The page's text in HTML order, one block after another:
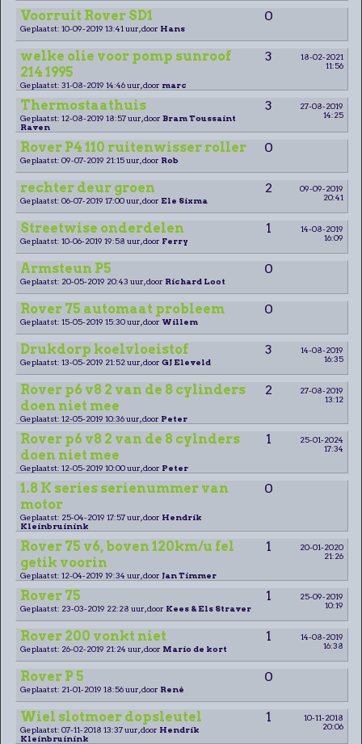
Voorruit Rover SD1 0
Geplaatst: 10-09-2019 13:41 uur, door Hans
welke olie voor pomp sunroof
214 1995
3
18-02-2021
11:56
Geplaatst: 31-08-2019 14:46 uur, door marc
Thermostaathuis 3
27-08-2019
14:25
Geplaatst: 12-08-2019 18:57 uur, door Bram Toussaint
Raven
Rover P4 110 ruitenwisser roller 0
Geplaatst: 09-07-2019 21:15 uur, door Rob
rechter deur groen 2
09-09-2019
20:41
Geplaatst: 06-07-2019 17:00 uur, door Ele Sixma
Streetwise onderdelen 1
14-08-2019
16:09
Geplaatst: 10-06-2019 19:58 uur, door Ferry
Armsteun P5 0
Geplaatst: 20-05-2019 20:43 uur, door Richard Loot
Rover 75 automaat probleem 0
Geplaatst: 15-05-2019 15:30 uur, door Willem
Drukdorp koelvloeistof 3
14-08-2019
16:35
Geplaatst: 13-05-2019 21:52 uur, door GJ Eleveld
Rover p6 v8 2 van de 8 cylinders
doen niet mee
2
27-08-2019
13:12
Geplaatst: 12-05-2019 10:36 uur, door Peter
Rover p6 v8 2 van de 8 cylnders
doen niet mee
1
25-01-2024
17:34
Geplaatst: 12-05-2019 10:00 uur, door Peter
1.8 K series serienummer van
motor
0
Geplaatst: 25-04-2019 17:57 uur, door Hendrik
Kleinbruinink
Rover 75 v6, boven 120km/u fel
getik voorin
1
20-01-2020
21:26
Geplaatst: 12-04-2019 19:34 uur, door Jan Timmer
Rover 75 1
25-09-2019
10:19
Geplaatst: 23-03-2019 22:28 uur, door Kees & Els Straver
Rover 200 vonkt niet 1
14-08-2019
16:38
Geplaatst: 26-02-2019 21:24 uur, door Mario de kort
Rover P 5 0
Geplaatst: 21-01-2019 18:56 uur, door René
Wiel slotmoer dopsleutel 1
10-11-2018
20:06
Geplaatst: 07-11-2018 13:37 uur, door Hendrik
Kleinbruinink